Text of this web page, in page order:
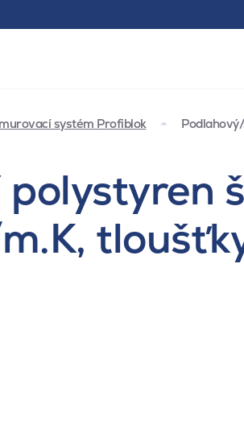
systém Profiblok